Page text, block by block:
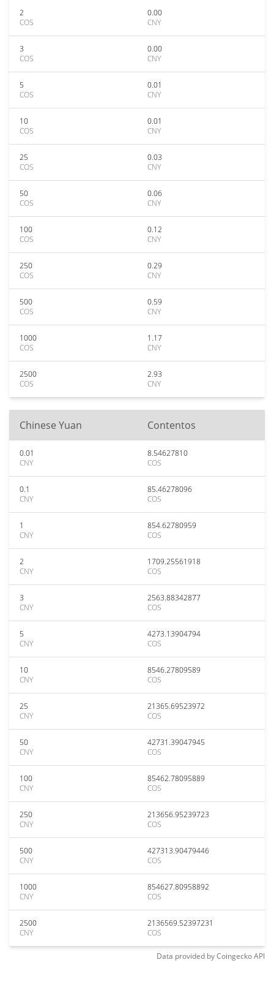
2
COS
0.00
CNY
3
COS
0.00
CNY
5
COS
0.01
CNY
10
COS
0.01
CNY
25
COS
0.03
CNY
50
COS
0.06
CNY
100
COS
0.12
CNY
250
COS
0.29
CNY
500
COS
0.59
CNY
1000
COS
1.17
CNY
2500
COS
2.93
CNY
Chinese Yuan Contentos
0.01
CNY
8.54627810
COS
0.1
CNY
85.46278096
COS
1
CNY
854.62780959
COS
2
CNY
1709.25561918
COS
3
CNY
2563.88342877
COS
5
CNY
4273.13904794
COS
10
CNY
8546.27809589
COS
25
CNY
21365.69523972
COS
50
CNY
42731.39047945
COS
100
CNY
85462.78095889
COS
250
CNY
213656.95239723
COS
500
CNY
427313.90479446
COS
1000
CNY
854627.80958892
COS
2500
CNY
2136569.52397231
COS
Data provided byCoingeckoAPI